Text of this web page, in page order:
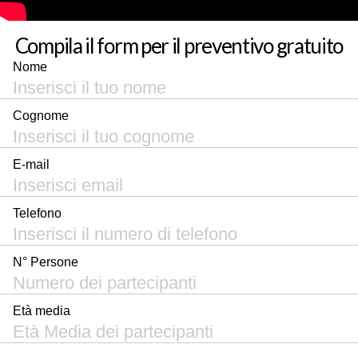
Compila il form per il preventivo gratuito
Nome
Cognome
E-mail
Telefono
N° Persone
Età media